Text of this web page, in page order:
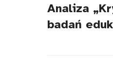
Analiza
badań